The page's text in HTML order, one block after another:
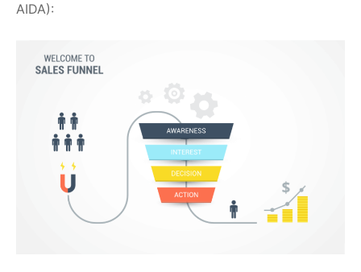
AIDA):